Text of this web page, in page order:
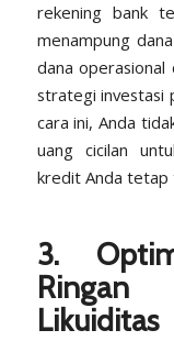
rekening bank
menampung
dana operasional
strategi investasi
cara ini, Anda
uang cicilan
kreditAnda tetap
3.
Likuiditas